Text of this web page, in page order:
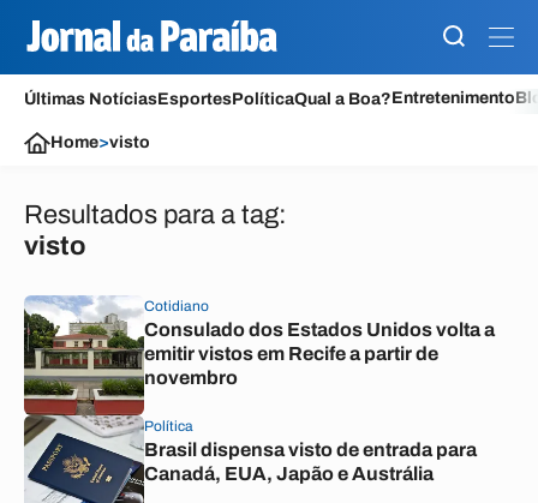
Últimas NotíciasEsportesPolíticaQual a Boa?Entretenimento
Home>visto
Resultados para a tag:
visto
Cotidiano
Consulado dos Estados Unidos volta a
emitir vistos em Recife a partir de
novembro
Política
Brasil dispensa visto de entrada para
Canadá, EUA, Japão e Austrália